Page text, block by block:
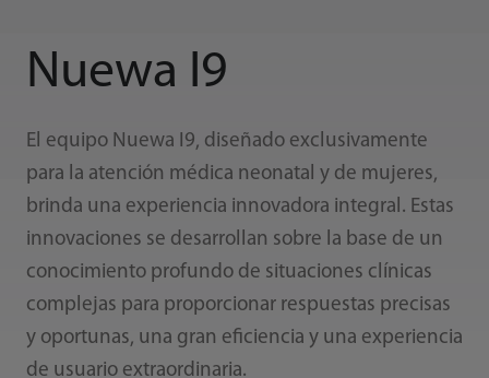
Nuewa I9
El equipo Nuewa I9, diseñado exclusivamente
para la atención médica neonatal y de mujeres,
brinda una experiencia innovadora integral. Estas
innovaciones se desarrollan sobre la base de un
conocimiento profundo de situaciones clínicas
complejas para proporcionar respuestas precisas
y oportunas, una gran eficiencia y una experiencia
de usuario extraordinaria.